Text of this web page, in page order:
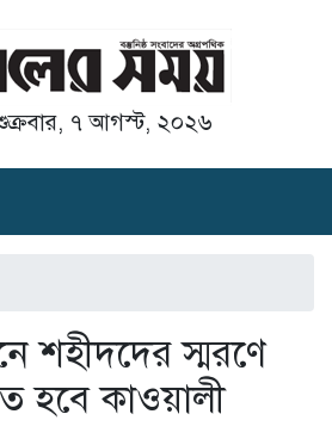
৭ আগস্ট, ২০২৬
শহীদদের স্মরণে
হবে কাওয়ালী